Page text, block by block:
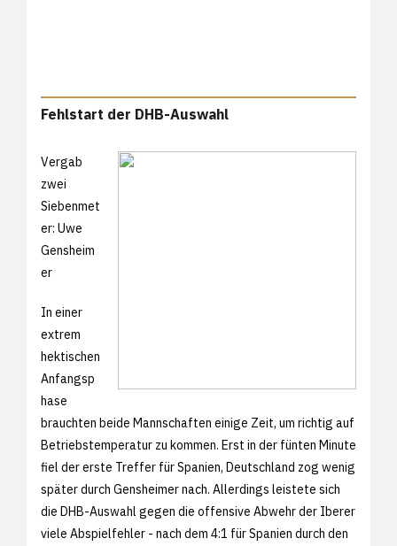
Fehlstart der DHB-Auswahl
Vergab
zwei
Siebenmet
er: Uwe
Gensheim
er
In einer
extrem
hektischen
Anfangsp
hase
brauchten beide Mannschaften einige Zeit, um richtig auf
Betriebstemperatur zu kommen. Erst in der fünten Minute
fiel der erste Treffer für Spanien, Deutschland zog wenig
später durch Gensheimer nach. Allerdings leistete sich
die DHB-Auswahl gegen die offensive Abwehr der Iberer
viele Abspielfehler - nach dem 4:1 für Spanien durch den